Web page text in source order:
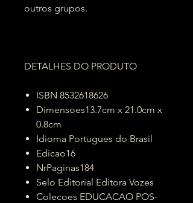
outros grupos.
DETALHES DO PRODUTO
ISBN 8532618626
Dimensoes13.7cm x 21.0cm x
0.8cm
Idioma Portugues do Brasil
Edicao16
NrPaginas184
Selo Editorial Editora Vozes
Colecoes EDUCACAO POS-